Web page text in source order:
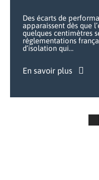
Des écarts de
apparaissent dès que
quelques centimètres
réglementations
d’isolation qui…
En savoir plus